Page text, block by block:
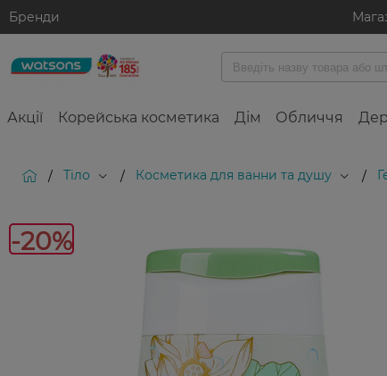
Бренди
Акції Корейська косметика Дім Обличчя
/ Тіло / Косметика для ванни та душу /
-20%